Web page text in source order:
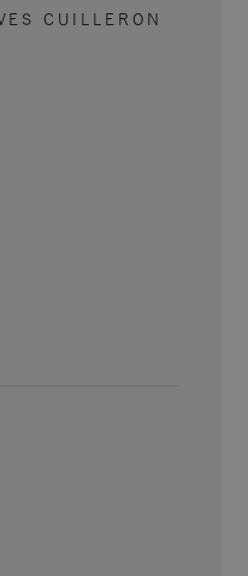
CUILLERON